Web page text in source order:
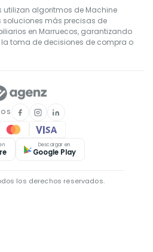
en Fahs-Anjra
en El Hajeb
utilizan algoritmos de Machine
soluciones más precisas de
en Marruecos, garantizando
toma de decisiones de compra o
Descargar en
Google Play
los derechos reservados.